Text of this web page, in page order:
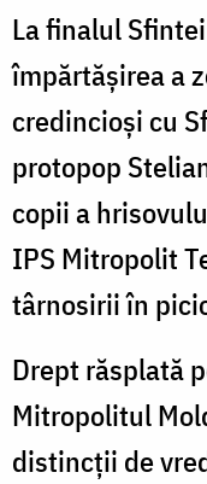
La finalul
împărtășirea a
credincioși cu
protopop
copii a
IPS Mitropolit
târnosirii în
Drept răsplată
Mitropolitul
distincţii de